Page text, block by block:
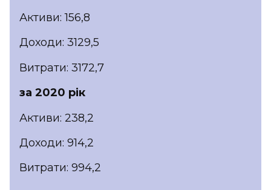
Активи: 156,8
Доходи: 3129,5
Витрати: 3172,7
за 2020 рік
Активи: 238,2
Доходи: 914,2
Витрати: 994,2